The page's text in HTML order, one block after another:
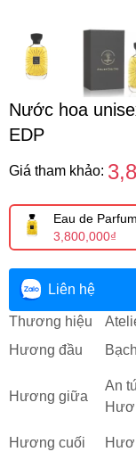
Nước hoa
EDP
Giá tham khảo:
Eau de
3,800,000₫
Liên hệ
Thương hiệu
Hương đầu
Hương giữa
An
Hương cuối